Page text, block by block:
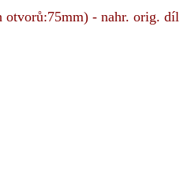
otvorů:75mm) - nahr. orig. díl